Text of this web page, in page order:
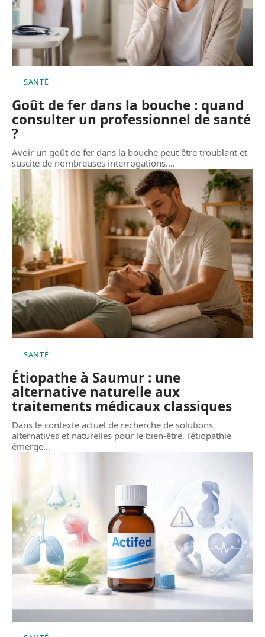
SANTÉ
Goût de fer dans la bouche : quand
consulter un professionnel de santé
?
Avoir un goût de fer dans la bouche peut être troublant et
suscite de nombreuses interrogations.…
SANTÉ
Étiopathe à Saumur : une
alternative naturelle aux
traitements médicaux classiques
Dans le contexte actuel de recherche de solutions
alternatives et naturelles pour le bien-être, l'étiopathie
émerge…